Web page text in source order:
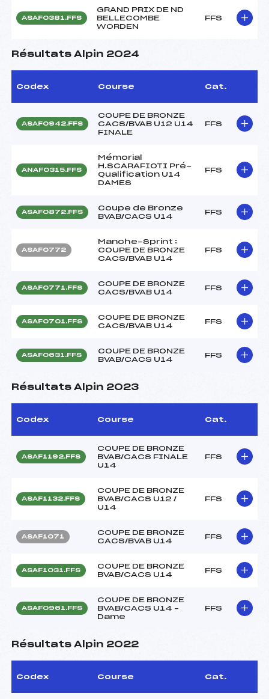
ASAF0381.FFS
GRAND PRIX DE ND
BELLECOMBE
WORDEN
FFS
Résultats Alpin 2024
Codex Course Cat.
ASAF0942.FFS
COUPE DE BRONZE
CACS/BVAB U12 U14
FINALE
FFS
ANAF0315.FFS
Mémorial
H.SCARAFIOTI Pré-
Qualification U14
DAMES
FFS
ASAF0872.FFS
Coupe de Bronze
BVAB/CACS U14
FFS
ASAF0772
Manche-Sprint :
COUPE DE BRONZE
CACS/BVAB U14
FFS
ASAF0771.FFS
COUPE DE BRONZE
CACS/BVAB U14
FFS
ASAF0701.FFS
COUPE DE BRONZE
CACS/BVAB U14
FFS
ASAF0631.FFS
COUPE DE BRONZE
BVAB/CACS U14
FFS
Résultats Alpin 2023
Codex Course Cat.
ASAF1192.FFS
COUPE DE BRONZE
BVAB/CACS FINALE
U14
FFS
ASAF1132.FFS
COUPE DE BRONZE
BVAB/CACS U12 /
U14
FFS
ASAF1071
COUPE DE BRONZE
CACS/BVAB U14
FFS
ASAF1031.FFS
COUPE DE BRONZE
BVAB/CACS U14
FFS
ASAF0961.FFS
COUPE DE BRONZE
BVAB/CACS U14 –
Dame
FFS
Résultats Alpin 2022
Codex Course Cat.